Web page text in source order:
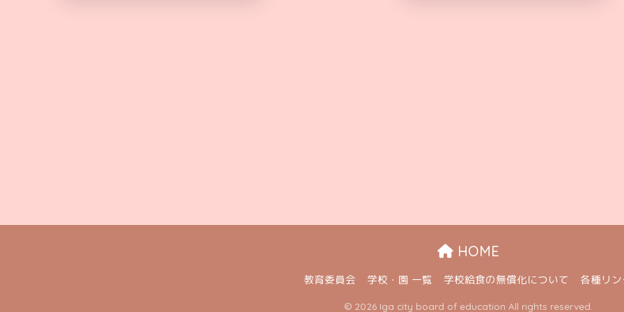
HOME
教育委員会 学校・園 一覧 学校給食の無償化について 各種リ
© 2026 Iga city board of education All rights reserved.